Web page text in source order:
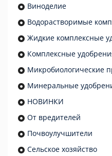
Виноделие
Водорастворимые
Жидкие комплексные
Комплексные
Микробиологические
Минеральные
НОВИНКИ
От вредителей
Почвоулучшители
Сельское хозяйство